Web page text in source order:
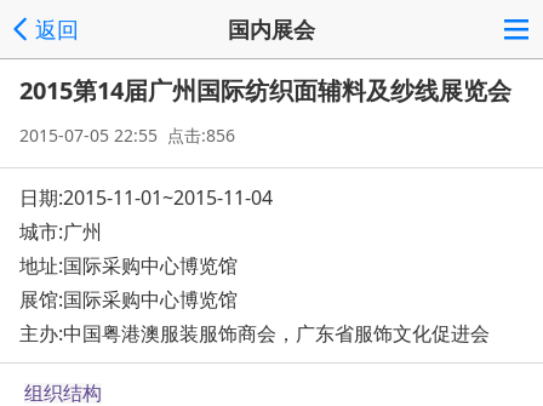
返回 国内展会
2015第14届广州国际纺织面辅料及纱线展览会
2015-07-05 22:55 点击:856
日期:2015-11-01~2015-11-04
城市:广州
地址:国际采购中心博览馆
展馆:国际采购中心博览馆
主办:中国粤港澳服装服饰商会，广东省服饰文化促进会
组织结构